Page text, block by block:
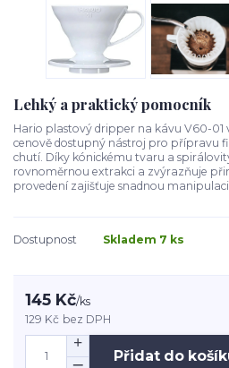
Lehký a praktický pomocník
Hario plastový dripper na kávu V60-01
cenově dostupný nástroj pro přípravu
chutí. Díky kónickému tvaru a
rovnoměrnou extrakci a zvýrazňuje
provedení zajišťuje snadnou manipulaci
Dostupnost Skladem 7 ks
145 Kč/ks
129 Kč bez DPH
Přidat do